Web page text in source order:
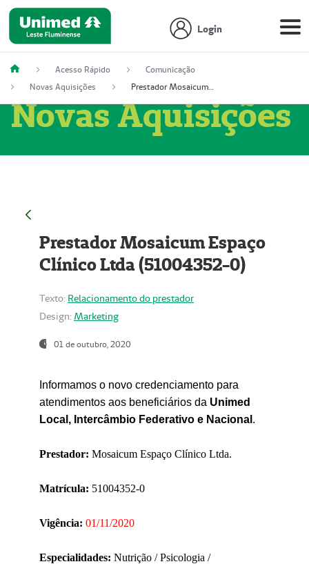
Login
Acesso Rápido
Comunicação
Novas Aquisições
Prestador Mosaicum Espaço Clínico Ltda (51004352-0)
Novas Aquisições
Prestador Mosaicum Espaço
Clínico Ltda (51004352-0)
Texto: Relacionamento do prestador
Design: Marketing
01 de outubro, 2020
Informamos o novo credenciamento para
atendimentos aos beneficiários da Unimed
Local, Intercâmbio Federativo e Nacional .
Prestador: Mosaicum Espaço Clínico Ltda.
Matrícula: 51004352-0
Vigência: 01/11/2020
Especialidades: Nutrição / Psicologia /